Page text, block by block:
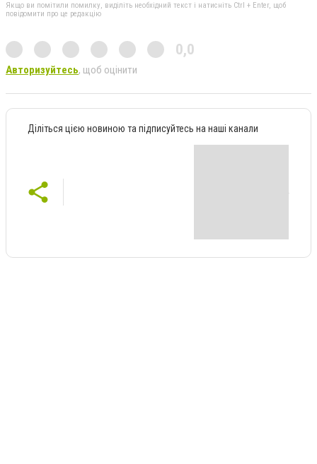
Якщо ви помітили помилку, виділіть необхідний текст і натисніть Ctrl + Enter, щоб
повідомити про це редакцію
0,0
Авторизуйтесь, щоб оцінити
Діліться цією новиною та підписуйтесь на наші канали